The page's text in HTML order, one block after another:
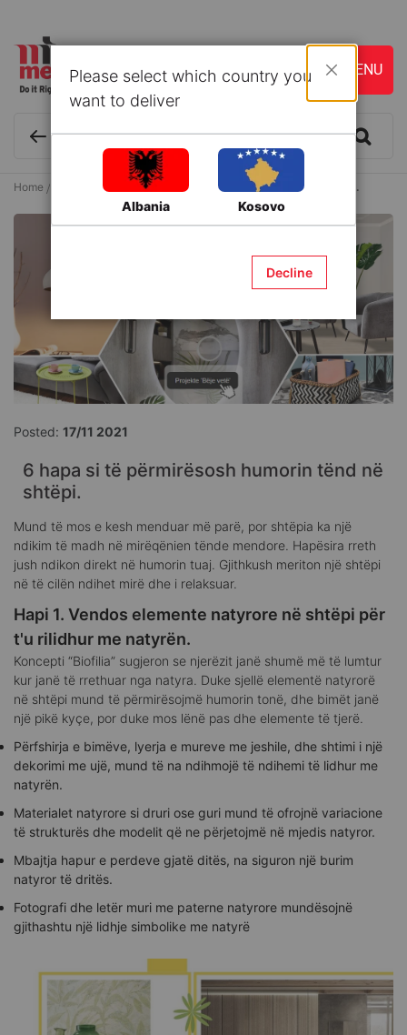
Home 6 hapa si të përmirësosh humorin tënd në shtëpi.
6 hapa si të përmirësosh humorin tënd në
shtëpi.
Mund të mos e kesh menduar më parë, por shtëpia ka një
ndikim të madh në mirëqënien tënde mendore. Hapësira rreth
jush ndikon direkt në humorin tuaj. Gjithkush meriton një shtëpi
në të cilën ndihet mirë dhe i relaksuar.
Hapi 1. Vendos elemente natyrore në shtëpi për
t'u rilidhur me natyrën.
Koncepti “Biofilia” sugjeron se njerëzit janë shumë më të lumtur
kur janë të rrethuar nga natyra. Duke sjellë elementë natyrorë
në shtëpi mund të përmirësojmë humorin tonë, dhe bimët janë
një pikë kyçe, por duke mos lënë pas dhe elemente të tjerë.
Përfshirja e bimëve, lyerja e mureve me jeshile, dhe shtimi i një
dekorimi me ujë, mund të na ndihmojë të ndihemi të lidhur me
natyrën.
Materialet natyrore si druri ose guri mund të ofrojnë variacione
të strukturës dhe modelit që ne përjetojmë në mjedis natyror.
Mbajtja hapur e perdeve gjatë ditës, na siguron një burim
natyror të dritës.
Fotografi dhe letër muri me paterne natyrore mundësojnë
gjithashtu një lidhje simbolike me natyrë​
Posted: 17/11 2021
Please select which country you
want to deliver
Close
Albania Kosovo
Decline